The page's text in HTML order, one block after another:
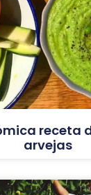
receta
arvejas